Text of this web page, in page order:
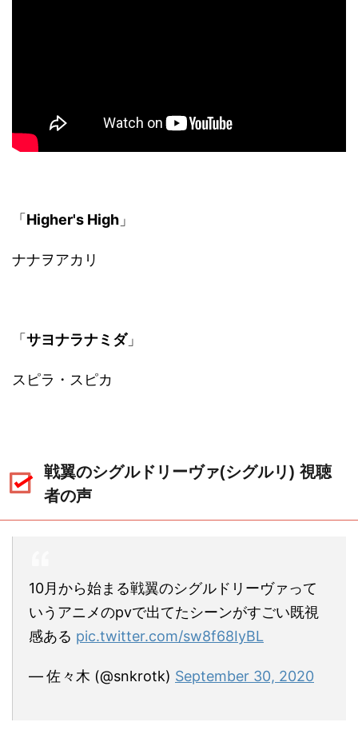
「 Higher's High 」
ナナヲアカリ
「 サヨナラナミダ」
スピラ・スピカ
戦翼のシグルドリーヴァ(シグルリ) 視聴
者の声
10月から始まる戦翼のシグルドリーヴァって
いうアニメのpvで出てたシーンがすごい既視
感ある pic.twitter.com/sw8f68IyBL
— 佐々木 (@snkrotk) September 30, 2020